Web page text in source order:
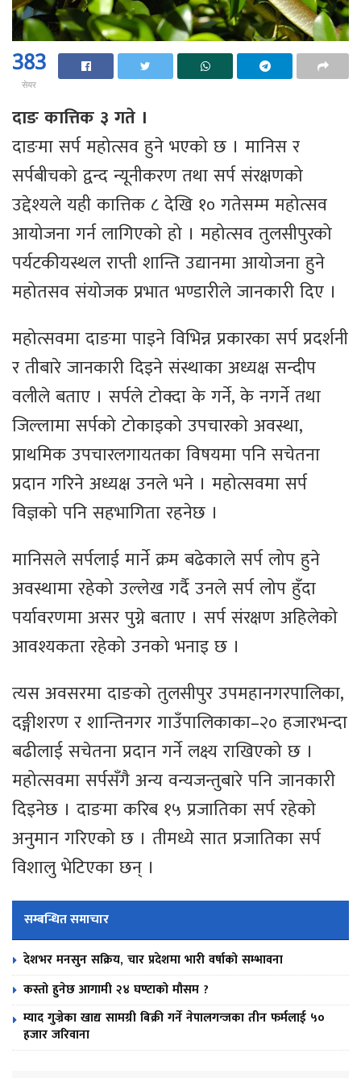
383
सेयर
दाङ कात्तिक ३ गते ।
दाङमा सर्प महोत्सव हुने भएको छ । मानिस र
सर्पबीचको द्वन्द न्यूनीकरण तथा सर्प संरक्षणको
उद्देश्यले यही कात्तिक ८ देखि १० गतेसम्म महोत्सव
आयोजना गर्न लागिएको हो । महोत्सव तुलसीपुरको
पर्यटकीयस्थल राप्ती शान्ति उद्यानमा आयोजना हुने
महोतसव संयोजक प्रभात भण्डारीले जानकारी दिए ।
महोत्सवमा दाङमा पाइने विभिन्न प्रकारका सर्प प्रदर्शनी
र तीबारे जानकारी दिइने संस्थाका अध्यक्ष सन्दीप
वलीले बताए । सर्पले टोक्दा के गर्ने, के नगर्ने तथा
जिल्लामा सर्पको टोकाइको उपचारको अवस्था,
प्राथमिक उपचारलगायतका विषयमा पनि सचेतना
प्रदान गरिने अध्यक्ष उनले भने । महोत्सवमा सर्प
विज्ञको पनि सहभागिता रहनेछ ।
मानिसले सर्पलाई मार्ने क्रम बढेकाले सर्प लोप हुने
अवस्थामा रहेको उल्लेख गर्दै उनले सर्प लोप हुँदा
पर्यावरणमा असर पुग्ने बताए । सर्प संरक्षण अहिलेको
आवश्यकता रहेको उनको भनाइ छ ।
त्यस अवसरमा दाङको तुलसीपुर उपमहानगरपालिका,
दङ्गीशरण र शान्तिनगर गाउँपालिकाका–२० हजारभन्दा
बढीलाई सचेतना प्रदान गर्ने लक्ष्य राखिएको छ ।
महोत्सवमा सर्पसँगै अन्य वन्यजन्तुबारे पनि जानकारी
दिइनेछ । दाङमा करिब १५ प्रजातिका सर्प रहेको
अनुमान गरिएको छ । तीमध्ये सात प्रजातिका सर्प
विशालु भेटिएका छन् ।
सम्बन्धित समाचार
देशभर मनसुन सक्रिय, चार प्रदेशमा भारी वर्षाको सम्भावना
कस्तो हुनेछ आगामी २४ घण्टाको मौसम ?
म्याद गुज्रेका खाद्य सामग्री बिक्री गर्ने नेपालगन्जका तीन फर्मलाई ५०
हजार जरिवाना